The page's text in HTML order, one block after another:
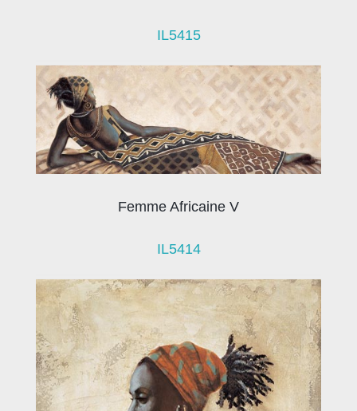
IL5415
Femme Africaine V
IL5414